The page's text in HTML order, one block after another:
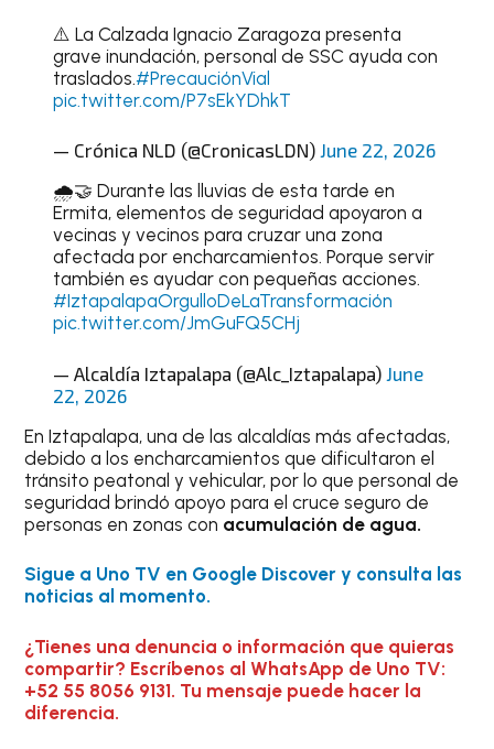
⚠️ La Calzada Ignacio Zaragoza presenta
grave inundación, personal de SSC ayuda con
traslados.#PrecauciónVial
pic.twitter.com/P7sEkYDhkT
— Crónica NLD (@CronicasLDN) June 22, 2026
🌧️🤝 Durante las lluvias de esta tarde en
Ermita, elementos de seguridad apoyaron a
vecinas y vecinos para cruzar una zona
afectada por encharcamientos. Porque servir
también es ayudar con pequeñas acciones.
#IztapalapaOrgulloDeLaTransformación
pic.twitter.com/JmGuFQ5CHj
— Alcaldía Iztapalapa (@Alc_Iztapalapa) June
22, 2026
En Iztapalapa, una de las alcaldías más afectadas,
debido a los encharcamientos que dificultaron el
tránsito peatonal y vehicular, por lo que personal de
seguridad brindó apoyo para el cruce seguro de
personas en zonas con acumulación de agua.
Sigue a Uno TV en Google Discover y consulta las
noticias al momento.
¿Tienes una denuncia o información que quieras
compartir? Escríbenos al WhatsApp de Uno TV:
+52 55 8056 9131. Tu mensaje puede hacer la
diferencia.